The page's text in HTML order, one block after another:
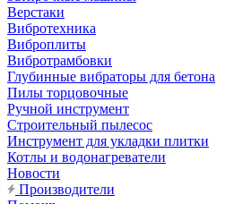
Верстаки
Вибротехника
Виброплиты
Вибротрамбовки
Глубинные вибраторы для бетона
Пилы торцовочные
Ручной инструмент
Строительный пылесос
Инструмент для укладки плитки
Котлы и водонагреватели
Новости
Производители